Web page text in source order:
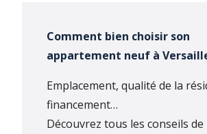
Comment bien choisir son
appartement neuf à
Emplacement, qualité de la
financement…
Découvrez tous les conseils de